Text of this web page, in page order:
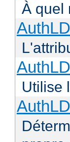
À quel
Utilise